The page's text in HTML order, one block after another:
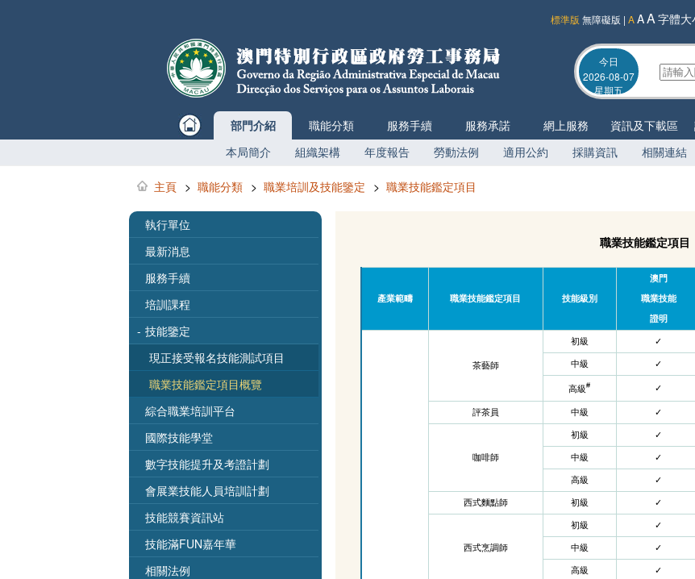
標準版 無障礙版 | AAA字體大
今日
2026-08-07
星期五
部門介紹
本局簡介
組織架構 年度報告 勞動法例 適用公約 採購資訊 相關連結
職能分類 服務手續 服務承諾 網上服務 資訊及下載區
主頁 > 職能分類 > 職業培訓及技能鑒定 > 職業技能鑑定項目
執行單位
最新消息
服務手續
培訓課程
- 技能鑒定
現正接受報名技能測試項目
職業技能鑑定項目概覽
綜合職業培訓平台
國際技能學堂
數字技能提升及考證計劃
會展業技能人員培訓計劃
技能競賽資訊站
技能滿FUN嘉年華
相關法例
職業技能鑑定項目
產業範疇 職業技能鑑定項目 技能級別
澳門
職業技能
證明
茶藝師
初級 ✓
中級 ✓
高級# ✓
評茶員 中級 ✓
咖啡師
初級 ✓
中級 ✓
高級 ✓
西式麵點師 初級 ✓
西式烹調師
初級 ✓
中級 ✓
高級 ✓